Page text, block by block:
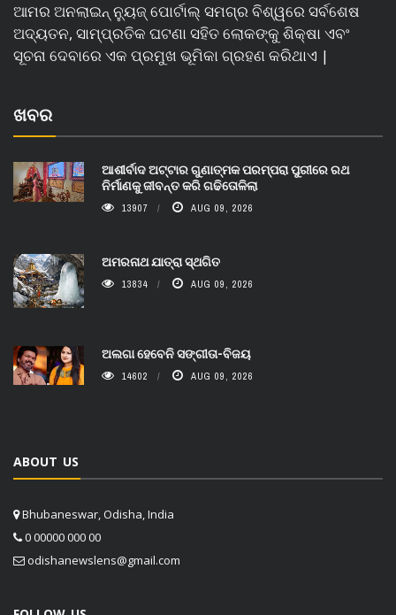
ଆମର ଅନଲାଇନ୍ ନ୍ୟୁଜ୍ ପୋର୍ଟାଲ୍ ସମଗ୍ର ବିଶ୍ୱରେ ସର୍ବଶେଷ
ଅଦ୍ୟତନ, ସାମ୍ପ୍ରତିକ ଘଟଣା ସହିତ ଲୋକଙ୍କୁ ଶିକ୍ଷା ଏବଂ
ସୂଚନା ଦେବାରେ ଏକ ପ୍ରମୁଖ ଭୂମିକା ଗ୍ରହଣ କରିଥାଏ |
ଖବର
ଆଶୀର୍ବାଦ ଅଟ୍ଟାର ଗୁଣାତ୍ମକ ପରମ୍ପରା ପୁରୀରେ ରଥ
ନିର୍ମାଣକୁ ଜୀବନ୍ତ କରି ଗଢିତୋଳିଲା
13907 AUG 09, 2026
ଅମରନାଥ ଯାତ୍ରା ସ୍ଥଗିତ
13834 AUG 09, 2026
ଅଲଗା ହେବେନି ସଙ୍ଗୀତା-ବିଜୟ
14602 AUG 09, 2026
ABOUT US
Bhubaneswar, Odisha, India
0 00000 000 00
odishanewslens@gmail.com